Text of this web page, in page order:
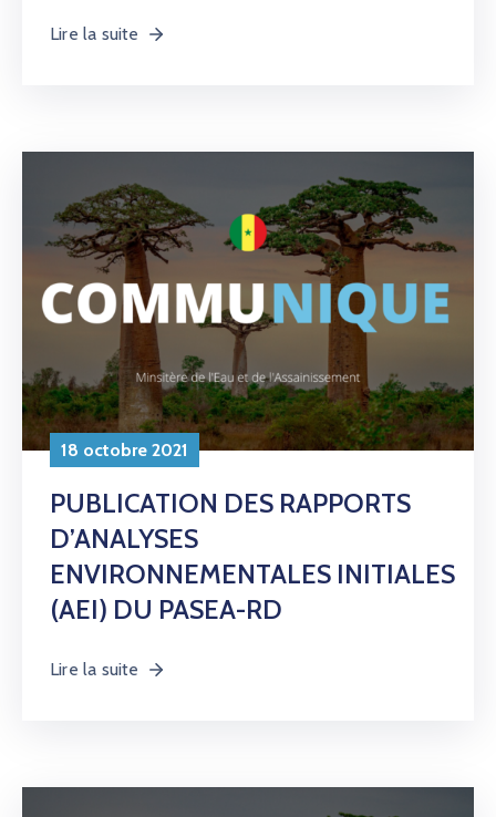
Lire la suite
18 octobre 2021
PUBLICATION DES RAPPORTS
D’ANALYSES
ENVIRONNEMENTALES INITIALES
(AEI) DU PASEA-RD
Lire la suite